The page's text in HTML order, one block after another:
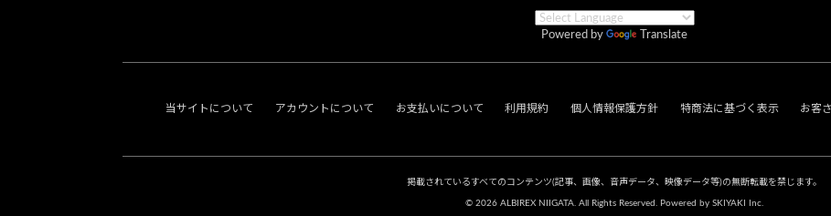
Powered by Translate
当サイトについて アカウントについて お支払いについて 利用規約 個人情報保護方針 特商法に基づく表示 お客
掲載されているすべてのコンテンツ(記事、画像、音声データ、映像データ等)の無断転載を禁じます。
© 2026 ALBIREX NIIGATA. All Rights Reserved. Powered by SKIYAKI Inc.